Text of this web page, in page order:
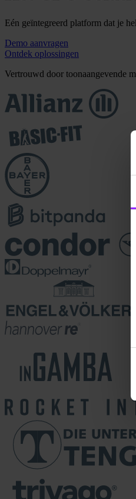
Eén geïntegreerd platform dat je
Demo aanvragen
Ontdek oplossingen
Vertrouwd door toonaangevende